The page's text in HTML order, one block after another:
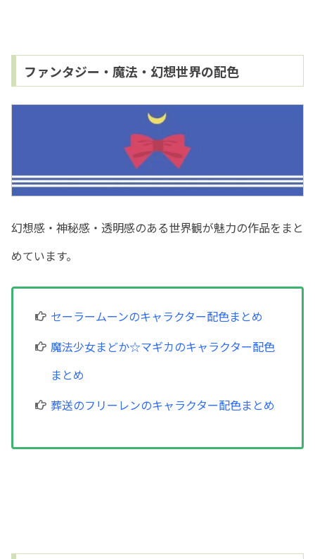
ファンタジー・魔法・幻想世界の配色
幻想感・神秘感・透明感のある世界観が魅力の作品をまと
めています。
セーラームーンのキャラクター配色まとめ
魔法少女まどか☆マギカのキャラクター配色
まとめ
葬送のフリーレンのキャラクター配色まとめ